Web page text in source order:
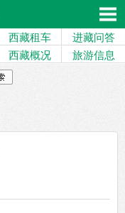
西藏租车
进藏问答
西藏概况 旅游信息